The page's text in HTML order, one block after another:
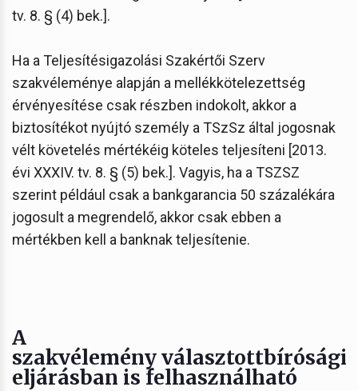
tv. 8. § (4) bek.].
Ha a Teljesítésigazolási Szakértői Szerv
szakvéleménye alapján a mellékkötelezettség
érvényesítése csak részben indokolt, akkor a
biztosítékot nyújtó személy a TSzSz által jogosnak
vélt követelés mértékéig köteles teljesíteni [2013.
évi XXXIV. tv. 8. § (5) bek.]. Vagyis, ha a TSZSZ
szerint például csak a bankgarancia 50 százalékára
jogosult a megrendelő, akkor csak ebben a
mértékben kell a banknak teljesítenie.
A
szakvélemény választottbírósági
eljárásban is felhasználható